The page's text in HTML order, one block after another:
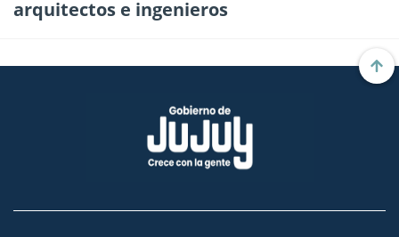
arquitectos e ingenieros